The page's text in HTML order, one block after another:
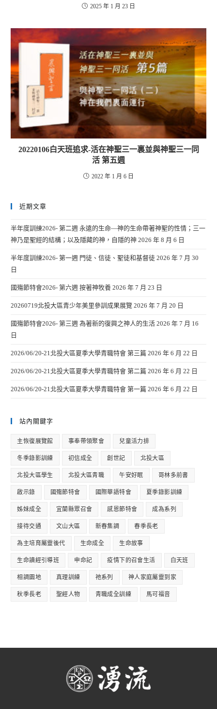
2025 年 1 月 23 日
20220106白天班追求-活在神聖三一裏並與神聖三一同
活 第五週
2022 年 1 月 6 日
近期文章
半年度訓練2026- 第二週 永遠的生命—神的生命帶著神聖的性情；三一
神乃是聖經的結構；以及隱藏的神，自隱的神 2026 年 8 月 6 日
半年度訓練2026- 第一週 門徒、信徒、聖徒和基督徒 2026 年 7 月 30
日
國殤節特會2026- 第六週 按著神牧養 2026 年 7 月 23 日
20260719北投大區青少年美里參訓成果展覽 2026 年 7 月 20 日
國殤節特會2026- 第三週 為著新的復興之神人的生活 2026 年 7 月 16
日
2026/06/20-21北投大區夏季大學青職特會 第三篇 2026 年 6 月 22 日
2026/06/20-21北投大區夏季大學青職特會 第二篇 2026 年 6 月 22 日
2026/06/20-21北投大區夏季大學青職特會 第一篇 2026 年 6 月 22 日
站內關鍵字
主恢復展覽館 事奉帶領聚會 兒童活力排
冬季錄影訓練 初信成全 創世記 北投大區
北投大區學生 北投大區青職 午安好眠 哥林多前書
啟示錄 國殤節特會 國際華語特會 夏季錄影訓練
姊妹成全 宜蘭縣眾召會 感恩節特會 成為系列
接待交通 文山大區 新春集調 春季長老
為主培育屬靈後代 生命成全 生命故事
生命讀經引導班 申命記 疫情下的召會生活 白天班
相調園地 真理訓練 祂系列 神人家庭屬靈到家
秋季長老 聖經人物 青職成全訓練 馬可福音